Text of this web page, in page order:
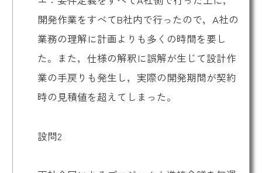
開発作業をすべてB社内で行ったので，A社の
業務の理解に計画よりも多くの時間を要し
た。また，仕様の解釈に誤解が生じて設計作
業の手戻りも発生し，実際の開発期間が契約
時の見積値を超えてしまった。
設問2